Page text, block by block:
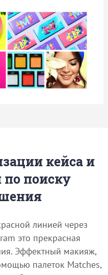
кейса и
по поиску
линией через
это прекрасная
Эффектный макияж,
палеток Matches,